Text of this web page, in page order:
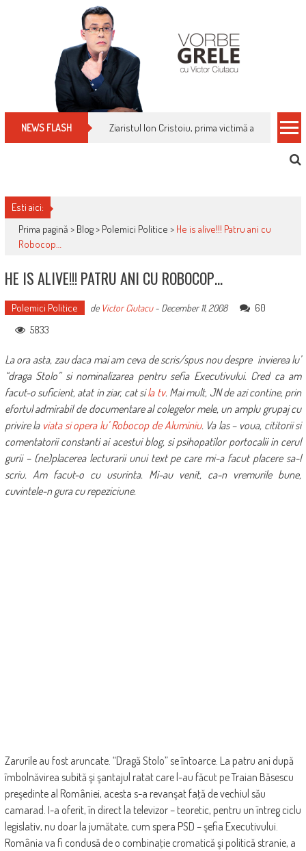
NEWS FLASH Ziaristul Ion Cristoiu, prima victimă a noi
Esti aici:
Prima pagină > Blog> Polemici Politice > He is alive!!! Patru ani cu
Robocop…
HE IS ALIVE!!! PATRU ANI CU ROBOCOP…
Polemici Politice de Victor Ciutacu- December 11, 2008
60
5833
La ora asta, zau daca mai am ceva de scris/spus nou despre invierea lu’
“draga Stolo” si nominalizarea pentru sefia Executivului. Cred ca am
facut-o suficient, atat in ziar, cat sila tv. Mai mult, JN de azi contine, prin
efortul admirabil de documentare al colegelor mele, un amplu grupaj cu
privire la viata si opera lu’ Robocop de Aluminiu. Va las – voua, cititorii si
comentatorii constanti ai acestui blog, si psihopatilor portocalii in cerul
gurii – (ne)placerea lecturarii unui text pe care mi-a facut placere sa-l
scriu. Am facut-o cu usurinta. Mi-au venit, ca-n vremurile bune,
cuvintele-n gura cu repeziciune.
Zarurile au fost aruncate. “Dragă Stolo” se întoarce. La patru ani după
îmbolnăvirea subită şi şantajul ratat care l-au făcut pe Traian Băsescu
preşedinte al României, acesta s-a revanşat faţă de vechiul său
camarad. I-a oferit, în direct la televizor – teoretic, pentru un întreg ciclu
legislativ, nu doar la jumătate, cum spera PSD – şefia Executivului.
România va fi condusă de o combinaţie cromatică şi politică stranie, a